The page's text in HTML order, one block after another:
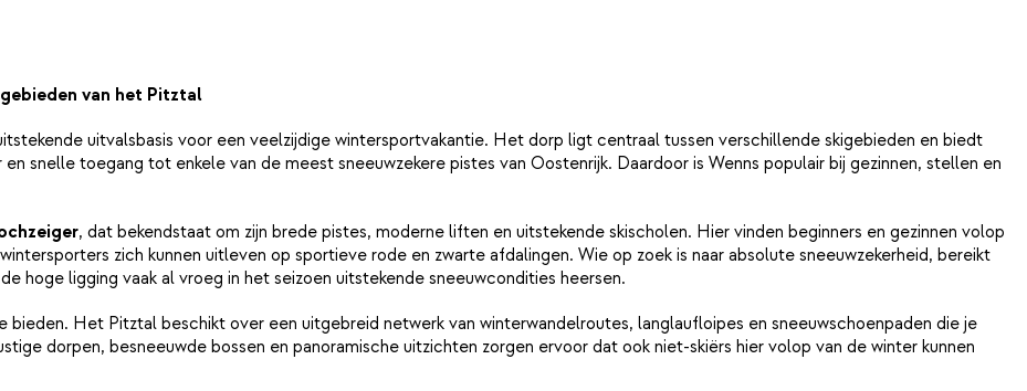
van het Pitztal
uitvalsbasis voor een veelzijdige wintersportvakantie. Het dorp ligt centraal tussen verschillende skigebieden en biedt
snelle toegang tot enkele van de meest sneeuwzekere pistes van Oostenrijk. Daardoor is Wenns populair bij gezinnen, stellen en
, dat bekendstaat om zijn brede pistes, moderne liften en uitstekende skischolen. Hier vinden beginners en gezinnen volop
zich kunnen uitleven op sportieve rode en zwarte afdalingen. Wie op zoek is naar absolute sneeuwzekerheid, bereikt
de hoge ligging vaak al vroeg in het seizoen uitstekende sneeuwcondities heersen.
Het Pitztal beschikt over een uitgebreid netwerk van winterwandelroutes, langlaufloipes en sneeuwschoenpaden die je
dorpen, besneeuwde bossen en panoramische uitzichten zorgen ervoor dat ook niet-skiërs hier volop van de winter kunnen